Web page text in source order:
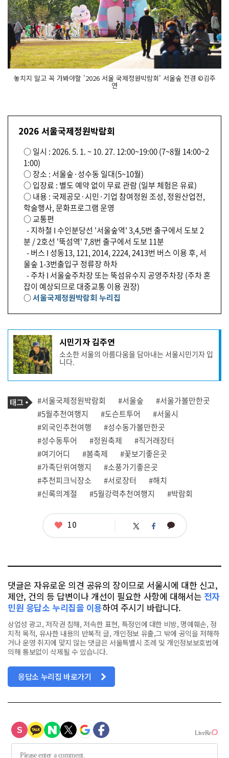
놓치지 말고 꼭 가봐야할 '2026 서울 국제정원박람회' 서울숲 전경 ©김주
연
2026 서울국제정원박람회
○ 일시 : 2026. 5. 1. ~ 10. 27. 12:00~19:00 (7~8월 14:00~2
1:00)
○ 장소 : 서울숲·성수동 일대(5~10월)
○ 입장료 : 별도 예약 없이 무료 관람 (일부 체험은 유료)
○ 내용 : 국제공모·시민·기업 참여정원 조성, 정원산업전,
학술행사, 문화프로그램 운영
○ 교통편
- 지하철 I 수인분당선 '서울숲역' 3,4,5번 출구에서 도보 2
분 / 2호선 '뚝섬역' 7,8번 출구에서 도보 11분
- 버스 I 성동13, 121, 2014, 2224, 2413번 버스 이용 후, 서
울숲 1-3번출입구 정류장 하차
- 주차 I 서울숲주차장 또는 뚝섬유수지 공영주차장 (주차 혼
잡이 예상되므로 대중교통 이용 권장)
○서울국제정원박람회 누리집
기
사
작
성
자
프
필
시민기자 김주연
소소한 서울의 아름다움을 담아내는 서울시민기자 입
니다.
기
사
관
련
태
그
태
그
#서울국제정원박람회 #서울숲
#서울가볼만한곳
#5월추천여행지
#도슨트투어
#서울시
#외국인추천여행
#성수동가볼만한곳
#성수동투어
#정원축제
#직거래장터
#여기어디
#봄축제
#꽃보기좋은곳
#가족단위여행지
#소풍가기좋은곳
#추천피크닉장소
#서로장터
#해치
#신록의계절
#5월강력추천여행지 #박람회
좋
10 트 페 카
댓글은 자유로운 의견 공유의 장이므로 서울시에 대한 신고,
제안, 건의 등 답변이나 개선이 필요한 사항에 대해서는 전자
민원 응답소 누리집을 이용하여 주시기 바랍니다.
상업성 광고, 저작권 침해, 저속한 표현, 특정인에 대한 비방, 명예훼손, 정
치적 목적, 유사한 내용의 반복적 글, 개인정보 유출,그 밖에 공익을 저해하
거나 운영 취지에 맞지 않는 댓글은 서울특별시 조례 및 개인정보보호법에
의해 통보없이 삭제될 수 있습니다.
응답소 누리집 바로가기